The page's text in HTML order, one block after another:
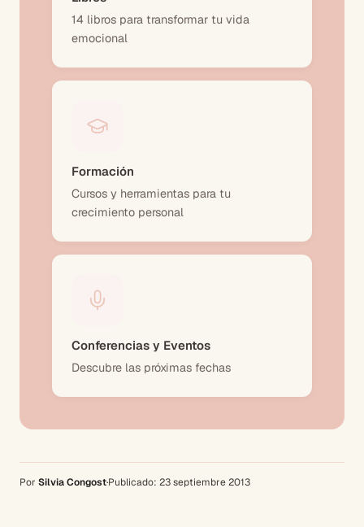
14 libros para transformar tu vida
emocional
Formación
Cursos y herramientas para tu
crecimiento personal
Conferencias y Eventos
Descubre las próximas fechas
Por Silvia Congost·Publicado: 23 septiembre 2013